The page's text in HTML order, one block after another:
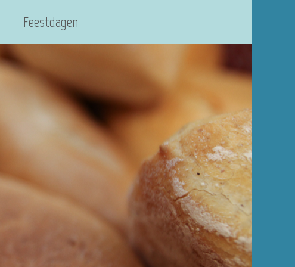
Feestdagen